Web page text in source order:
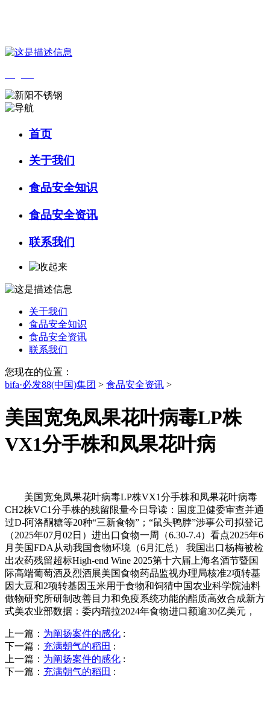
首页
关于我们
食品安全知识
食品安全资讯
联系我们
关于我们
食品安全知识
食品安全资讯
联系我们
您现在的位置：
bifa·必发88(中国)集团 > 食品安全资讯 >
美国宽免凤果花叶病毒LP株
VX1分手株和凤果花叶病
美国宽免凤果花叶病毒LP株VX1分手株和凤果花叶病毒
CH2株VC1分手株的残留限量今日导读：国度卫健委审查并通
过D-阿洛酮糖等20种“三新食物”；“鼠头鸭脖”涉事公司拟登记
（2025年07月02日）进出口食物一周（6.30-7.4）看点2025年6
月美国FDA从动我国食物环境（6月汇总） 我国出口杨梅被检
出农药残留超标High-end Wine 2025第十六届上海名酒节暨国
际高端葡萄酒及烈酒展美国食物药品监视办理局核准2项转基
因大豆和2项转基因玉米用于食物和饲猜中国农业科学院油料
做物研究所研制改善目力和免疫系统功能的酯质高效合成新方
式美农业部数据：委内瑞拉2024年食物进口额逾30亿美元，
上一篇： 为阐扬案件的感化 :
下一篇： 充满朝气的稻田 :
上一篇： 为阐扬案件的感化 :
下一篇： 充满朝气的稻田 :